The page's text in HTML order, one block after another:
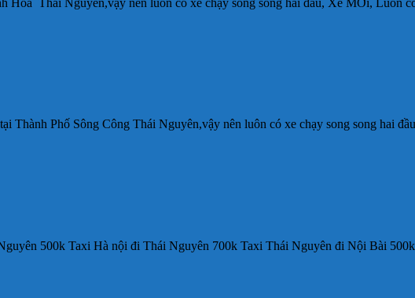
Phố Sông Công Thái Nguyên,vậy nên luôn có xe chạy song song hai
500k Taxi Hà nội đi Thái Nguyên 700k Taxi Thái Nguyên đi Nội Bài